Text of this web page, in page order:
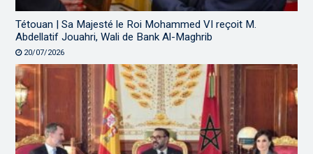
Tétouan | Sa Majesté le Roi Mohammed VI reçoit M.
Abdellatif Jouahri, Wali de Bank Al-Maghrib
20/07/2026